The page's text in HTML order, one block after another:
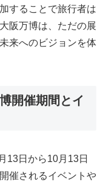
することで旅行者は
阪万博は、ただの展
来へのビジョンを体
開催期間とイ
13日から10月13日
催されるイベントや